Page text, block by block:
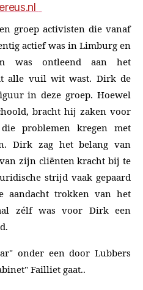
groep activisten die vanaf
actief was in Limburg en
was ontleend aan het
alle vuil wit wast. Dirk de
in deze groep. Hoewel
bracht hij zaken voor
problemen kregen met
Dirk zag het belang van
zijn cliënten kracht bij te
strijd vaak gepaard
aandacht trokken van het
zélf was voor Dirk een
onder een door Lubbers
Failliet gaat..